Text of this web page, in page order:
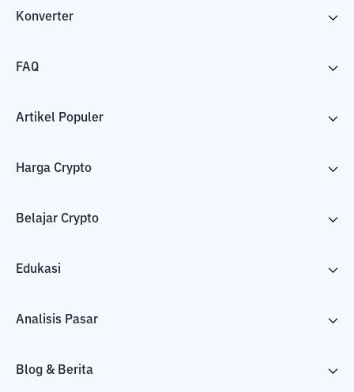
Konverter
FAQ
Artikel Populer
Harga Crypto
Belajar Crypto
Edukasi
Analisis Pasar
Blog & Berita